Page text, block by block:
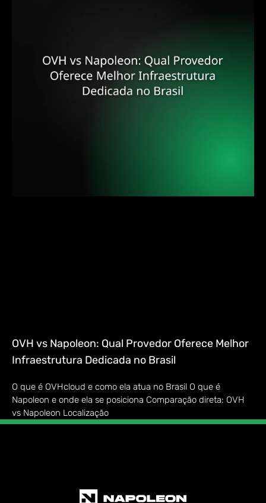
OVH vs Napoleon: Qual Provedor Oferece Melhor
Infraestrutura Dedicada no Brasil
O que é OVHcloud e como ela atua no Brasil O que é
Napoleon e onde ela se posiciona Comparação direta: OVH
vs Napoleon Localização